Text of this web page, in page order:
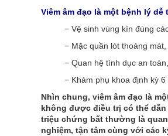
Viêm âm đạo là một bệnh lý
− Vệ sinh vùng kín đúng
− Mặc quần lót thoáng
− Quan hệ tình dục an
− Khám phụ khoa định kỳ 6
Nhìn chung, viêm âm đạo là
không được điều trị có thể
triệu chứng bất thường là
nghiệm, tận tâm cùng với các